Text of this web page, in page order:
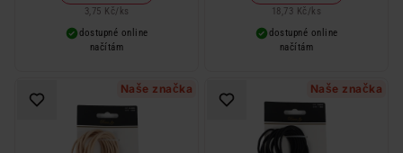
3,75 Kč/ ks
dostupné online
načítám
18,73 Kč / ks
dostupné online
načítám
Naše značka Naše značka